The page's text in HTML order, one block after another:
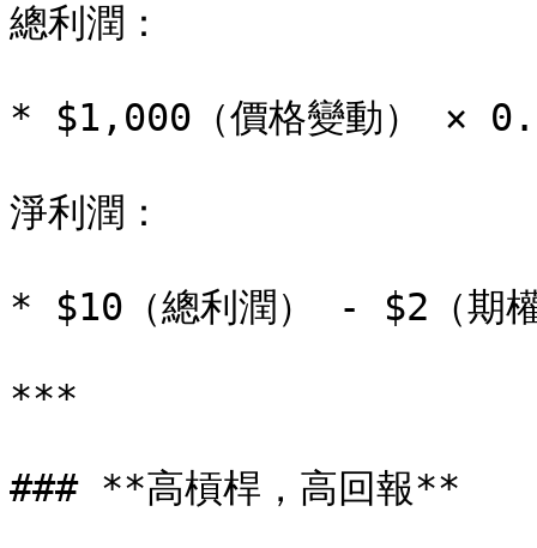
總利潤：
* $1,000（價格變動） ×
淨利潤：
* $10（總利潤） - $2（期
***
### **高槓桿，高回報**